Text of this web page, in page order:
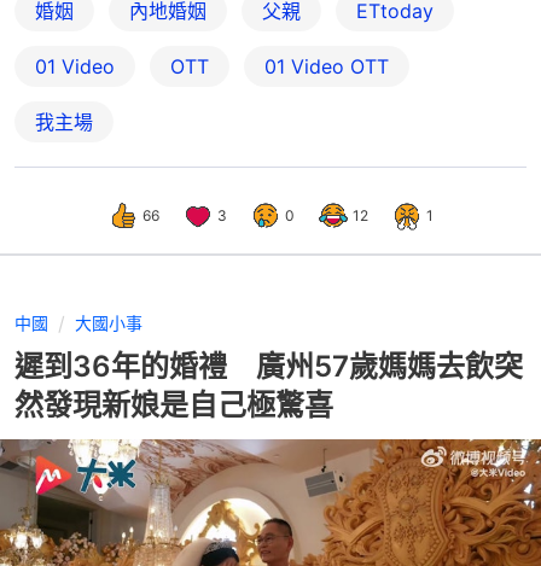
婚姻 內地婚姻 父親 ETtoday
01 Video OTT 01‌ ‌Video‌ ‌OTT
我主場
66 3 0 12 1
中國 大國小事
遲到36年的婚禮 廣州57歲媽媽去飲突
然發現新娘是自己極驚喜